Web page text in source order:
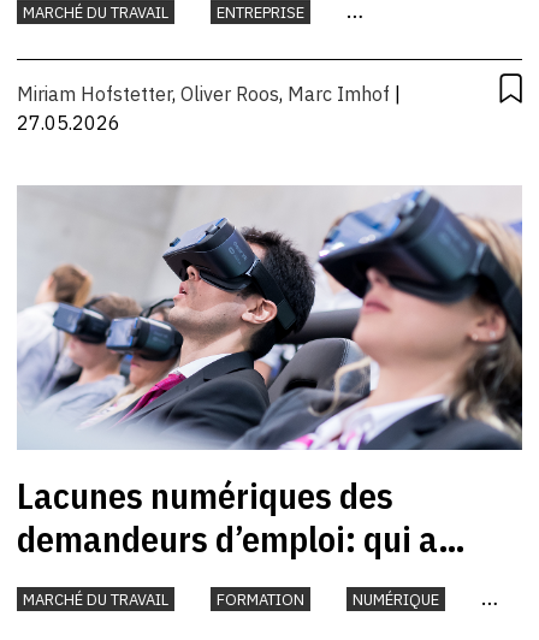
MARCHÉ DU TRAVAIL
ENTREPRISE
Miriam Hofstetter, Oliver Roos, Marc Imhof |
27.05.2026
Lacunes numériques des
demandeurs d’emploi: qui a
besoin de soutien?
MARCHÉ DU TRAVAIL FORMATION
NUMÉRIQUE